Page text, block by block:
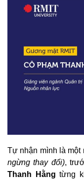
Tự nhận mình là một
ngừng thay đổi),
Thanh Hằng từng